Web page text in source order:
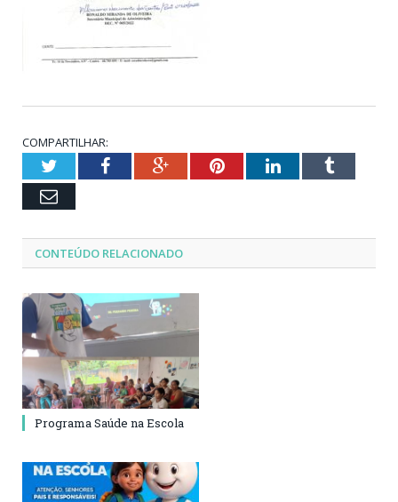
COMPARTILHAR:
TwitterFacebookGoogle+PinterestLinkedInTumblr
Email
CONTEÚDO RELACIONADO
Programa Saúde na Escola